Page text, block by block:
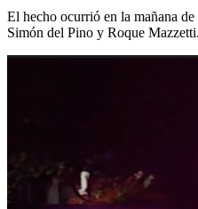
El hecho ocurrió en la mañana
Simón del Pino y Roque Mazzetti.